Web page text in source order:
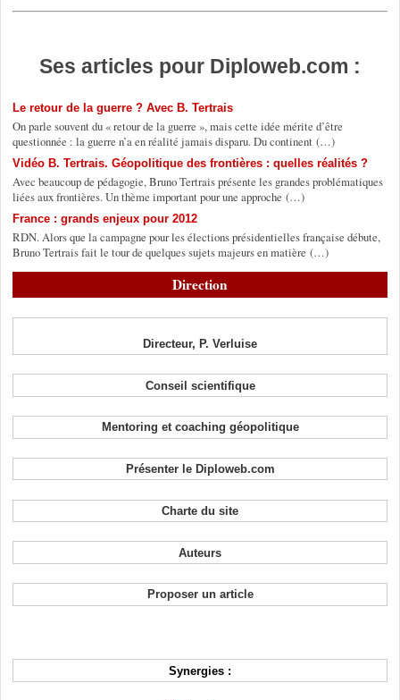
Ses articles pour Diploweb.com :
Le retour de la guerre ? Avec B. Tertrais
On parle souvent du « retour de la guerre », mais cette idée mérite d’être
questionnée : la guerre n’a en réalité jamais disparu. Du continent (…)
Vidéo B. Tertrais. Géopolitique des frontières : quelles réalités ?
Avec beaucoup de pédagogie, Bruno Tertrais présente les grandes problématiques
liées aux frontières. Un thème important pour une approche (…)
France : grands enjeux pour 2012
RDN. Alors que la campagne pour les élections présidentielles française débute,
Bruno Tertrais fait le tour de quelques sujets majeurs en matière (…)
Direction
Directeur, P. Verluise
Conseil scientifique
Mentoring et coaching géopolitique
Présenter le Diploweb.com
Charte du site
Auteurs
Proposer un article
Synergies :